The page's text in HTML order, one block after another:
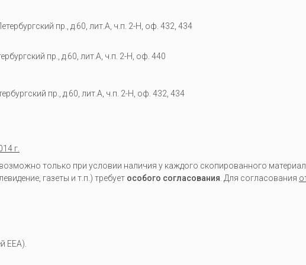
пр., д.60, лит.А, ч.п. 2-Н, оф. 432, 434
пр., д.60, лит.А, ч.п. 2-Н, оф. 440
пр., д.60, лит.А, ч.п. 2-Н, оф. 432, 434
г.
только при условии наличия у каждого скопированного
газеты и т.п.) требует особого согласования. Для согласования
EEA).